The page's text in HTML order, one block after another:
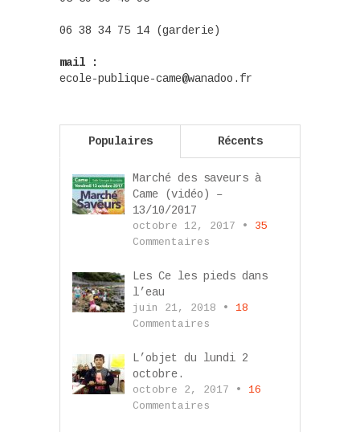
06 38 34 75 14 (garderie)
mail :
ecole-publique-came@wanadoo.fr
Populaires Récents
Marché des saveurs à
Came (vidéo) –
13/10/2017
octobre 12, 2017 • 35
Commentaires
Les Ce les pieds dans
l’eau
juin 21, 2018 • 18
Commentaires
L’objet du lundi 2
octobre.
octobre 2, 2017 • 16
Commentaires